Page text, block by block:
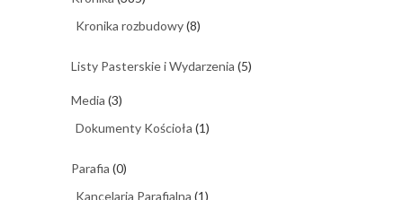
Kronika rozbudowy(8)
Listy Pasterskie i Wydarzenia (5)
Media (3)
Dokumenty Kościoła (1)
Parafia (0)
Kancelaria Parafialna (1)